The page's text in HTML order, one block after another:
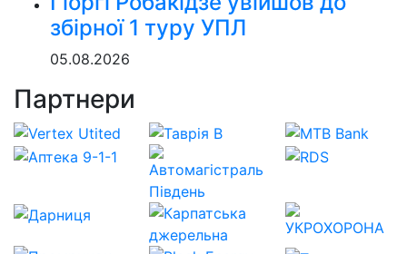
збірної 1 туру УПЛ
05.08.2026
Партнери